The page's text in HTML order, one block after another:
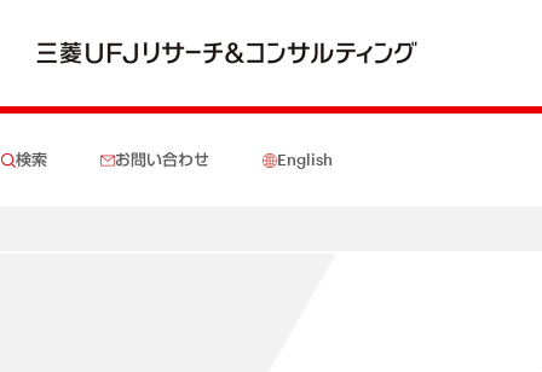
検索 お問い合わせ English